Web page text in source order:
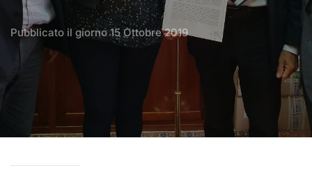
Pubblicato il giorno15 Ottobre 2019